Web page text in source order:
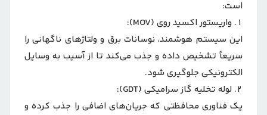
است:
واریستور اکسید روی (MOV):
این سیستم هوشمند، نوسانات برق و ولتاژهای ناگهانی را
سریعاً تشخیص داده و جذب می‌کند تا از آسیب به وسایل
الکترونیکی جلوگیری شود.
لوله تخلیه گاز سرامیکی (GDT):
یک فناوری محافظتی که جریان‌های اضافی را جذب کرده و